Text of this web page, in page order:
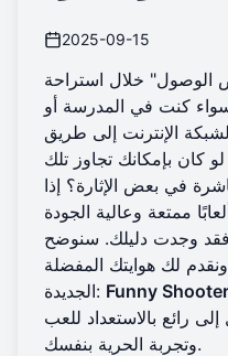
2025-09-15
خلال استراحة
كنت في المدرسة أو
الإنترنت إلى طريق
كان بإمكانك تجاوز تلك
في بعض الإثارة؟ إذا
ممتعة وعالية الجودة
فقد وجدت دليلك. سنوضح
لك هوايتك المفضلة
الجديدة: Funny
رائع بالاستعداد
وتجربة الحرية بنفسك.